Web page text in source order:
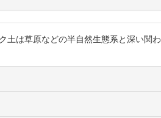
土は草原などの半自然生態系と深い関わ